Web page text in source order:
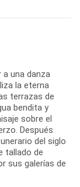
a una danza
la eterna
terrazas de
bendita y
sobre el
Después
del siglo
tallado de
sus galerías de